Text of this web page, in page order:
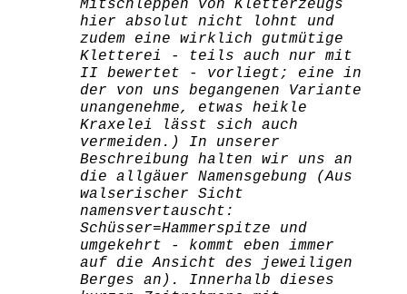
Mitschleppen von Kletterzeugs
hier absolut nicht lohnt und
zudem eine wirklich gutmütige
Kletterei - teils auch nur mit
II bewertet - vorliegt; eine in
der von uns begangenen Variante
unangenehme, etwas heikle
Kraxelei lässt sich auch
vermeiden.) In unserer
Beschreibung halten wir uns an
die allgäuer Namensgebung (Aus
walserischer Sicht
namensvertauscht:
Schüsser=Hammerspitze und
umgekehrt - kommt eben immer
auf die Ansicht des jeweiligen
Berges an). Innerhalb dieses